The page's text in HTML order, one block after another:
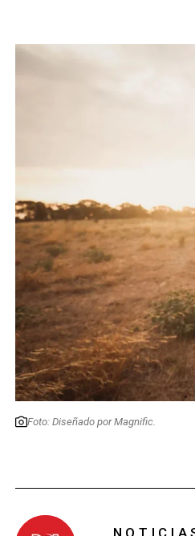
Foto: Diseñado por Magnific.